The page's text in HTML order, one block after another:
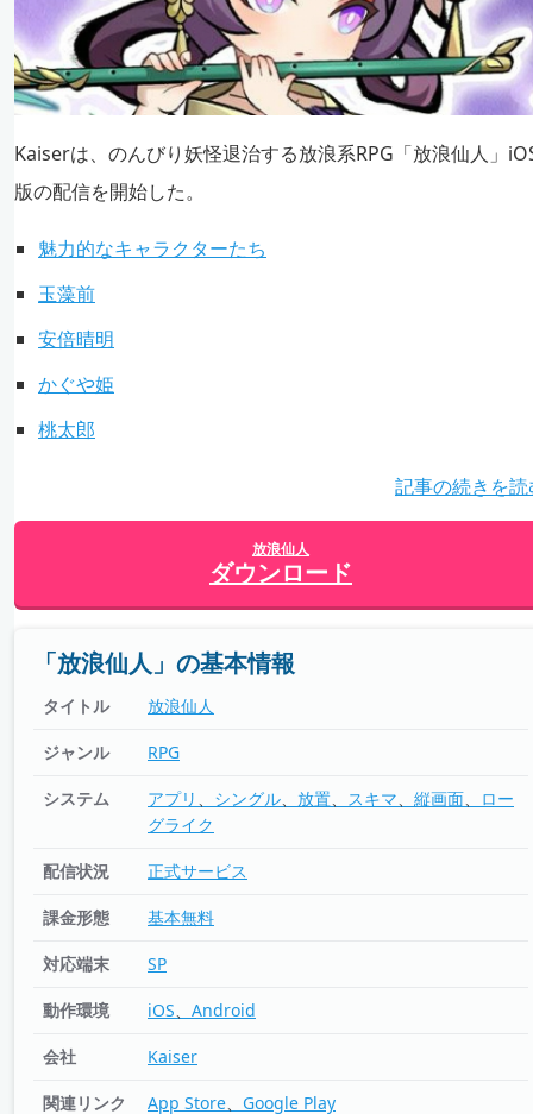
Kaiserは、のんびり妖怪退治する放浪系RPG「放浪仙人」
版の配信を開始した。
魅力的なキャラクターたち
玉藻前
安倍晴明
かぐや姫
桃太郎
記事の続きを読
放浪仙人
ダウンロード
「放浪仙人」の基本情報
タイトル 放浪仙人
ジャンル RPG
システム アプリ シングル 放置 スキマ 縦画面
ロー
グライク
配信状況 正式サービス
課金形態 基本無料
対応端末 SP
動作環境 iOS Android
会社 Kaiser
関連リンク App Store Google Play